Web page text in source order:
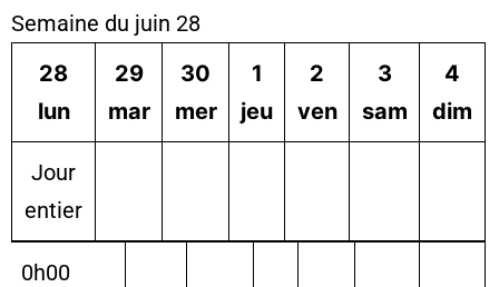
Semaine du juin 28
28
lun
29
mar
30
mer
1
jeu
2
ven
3
sam
4
dim
Jour
entier
0h00